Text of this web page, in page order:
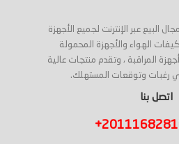
عبر الإنترنت لجميع الأجهزة
الهواء والأجهزة المحمولة
المراقبة ، وتقدم منتجات عالية
رغبات وتوقعات المستهلك.
اتصل بنا